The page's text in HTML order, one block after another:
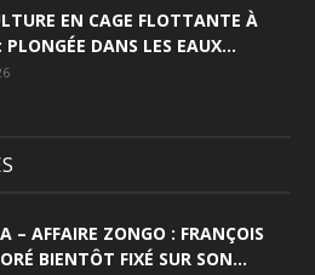
EN CAGE FLOTTANTE À
PLONGÉE DANS LES EAUX...
– AFFAIRE ZONGO : FRANÇOIS
BIENTÔT FIXÉ SUR SON...